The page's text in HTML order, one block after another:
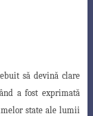
să devină clare
a fost exprimată
state ale lumii